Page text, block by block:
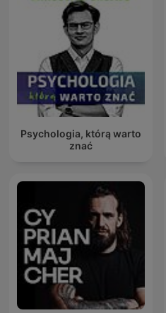
Psychologia, którą warto
znać